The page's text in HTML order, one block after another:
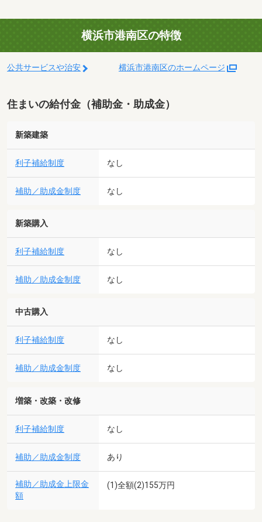
横浜市港南区の特徴
公共サービスや治安 横浜市港南区のホームページ
住まいの給付金（補助金・助成金）
新築建築
利子補給制度 なし
補助／助成金制度 なし
新築購入
利子補給制度 なし
補助／助成金制度 なし
中古購入
利子補給制度 なし
補助／助成金制度 なし
増築・改築・改修
利子補給制度 なし
補助／助成金制度 あり
補助／助成金上限金
額
(1)全額(2)155万円